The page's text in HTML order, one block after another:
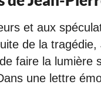
et aux
de la tragédie,
faire la lumière
une lettre